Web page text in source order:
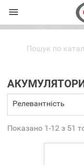

Релевантність
Показано 1-12 з 51